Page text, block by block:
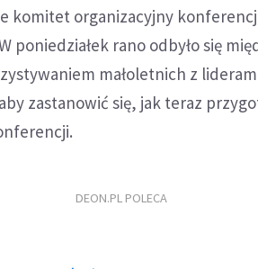
komitet organizacyjny
poniedziałek rano odbyło się
małoletnich z
zastanowić się, jak teraz
DEON.PL POLECA